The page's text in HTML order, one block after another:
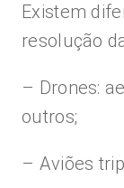
Existem
resolução
– Drones:
outros;
– Aviões